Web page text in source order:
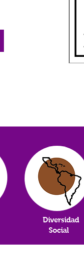
Diversidad
Social